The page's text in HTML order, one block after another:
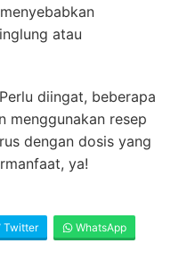
atau
diingat, beberapa
menggunakan resep
dengan dosis yang
ya!
Twitter WhatsApp